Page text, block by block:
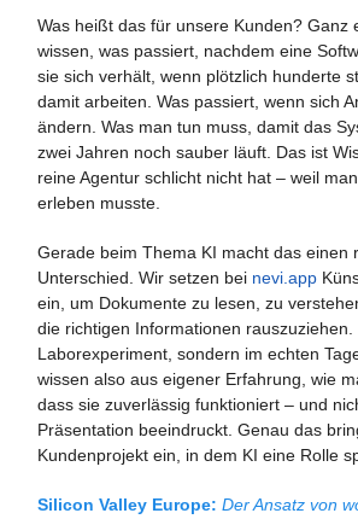
Was heißt das für unsere Kunden? Ganz
wissen, was passiert, nachdem eine
sie sich verhält, wenn plötzlich hunderte
damit arbeiten. Was passiert, wenn sich
ändern. Was man tun muss, damit das
zwei Jahren noch sauber läuft. Das ist
reine Agentur schlicht nicht hat – weil
erleben musste.
Gerade beim Thema KI macht das einen
Unterschied. Wir setzen bei nevi.app
ein, um Dokumente zu lesen, zu
die richtigen Informationen
Laborexperiment, sondern im echten
wissen also aus eigener Erfahrung, wie
dass sie zuverlässig funktioniert – und
Präsentation beeindruckt. Genau das
Kundenprojekt ein, in dem KI eine Rolle
Silicon Valley Europe: Der Ansatz von